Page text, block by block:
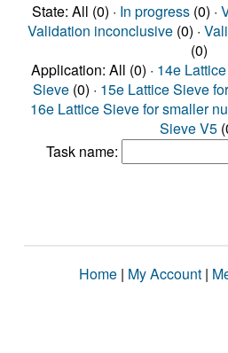
State: All (0) · In progress(0) ·
Validation inconclusive(0) ·
(0)
Application: All (0) · 14e
Sieve (0) · 15e Lattice Sieve
16e Lattice Sieve for smaller
Sieve V5
Task name:
Home | My Account |